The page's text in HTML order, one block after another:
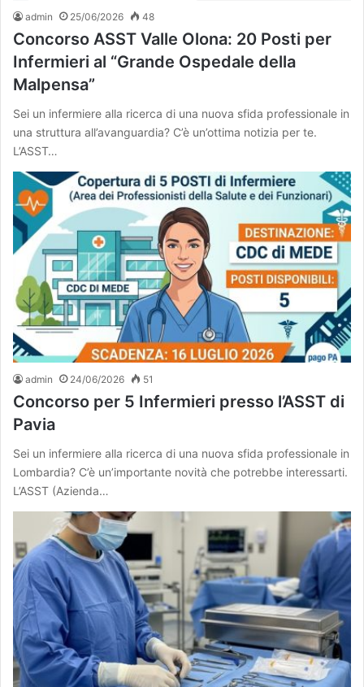
admin 25/06/2026 48
Concorso ASST Valle Olona: 20 Posti per
Infermieri al “Grande Ospedale della
Malpensa”
Sei un infermiere alla ricerca di una nuova sfida professionale in
una struttura all’avanguardia? C’è un’ottima notizia per te.
L’ASST…
admin 24/06/2026 51
Concorso per 5 Infermieri presso l’ASST di
Pavia
Sei un infermiere alla ricerca di una nuova sfida professionale in
Lombardia? C’è un’importante novità che potrebbe interessarti.
L’ASST (Azienda…